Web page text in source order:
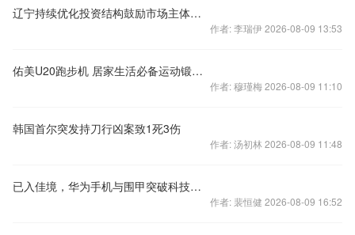
辽宁持续优化投资结构鼓励市场主体加大创新投入
作者: 李瑞伊 2026-08-09 13:53
佑美U20跑步机 居家生活必备运动锻炼神器
作者: 穆瑾梅 2026-08-09 11:10
韩国首尔突发持刀行凶案致1死3伤
作者: 汤初林 2026-08-09 11:48
已入佳境，华为手机与围甲突破科技与艺术的边界
作者: 裴恒健 2026-08-09 16:52